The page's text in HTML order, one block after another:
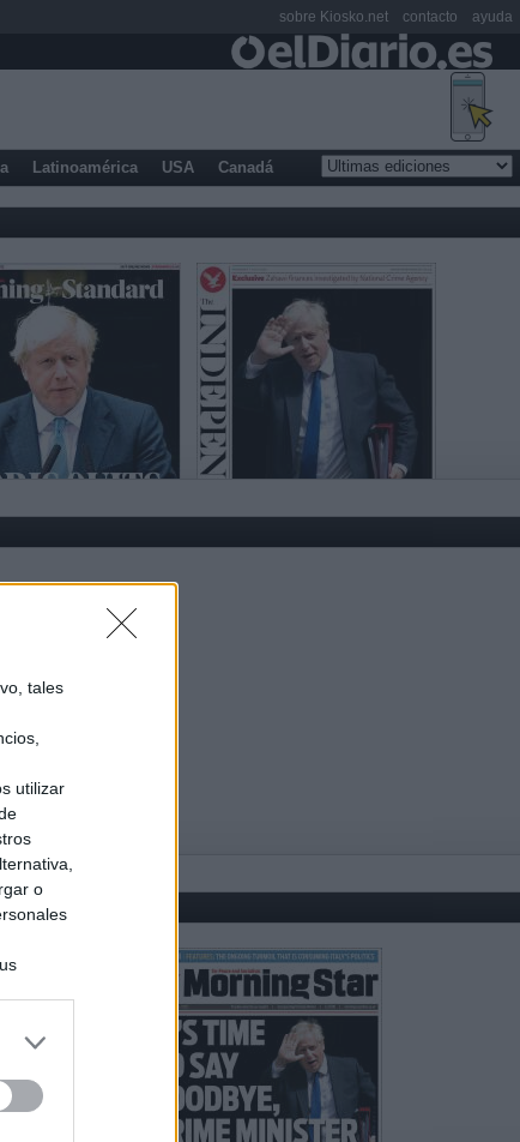
tales
utilizar
o
Latinoamérica USA Canadá
sobre Kiosko.net contacto ayuda